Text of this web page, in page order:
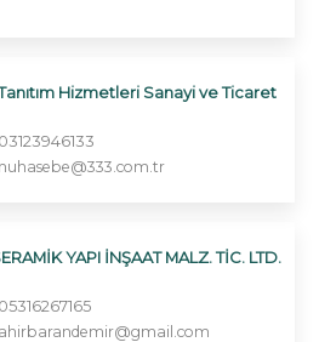
Hizmetleri Sanayi ve Ticaret
YAPI İNŞAAT MALZ. TİC. LTD.